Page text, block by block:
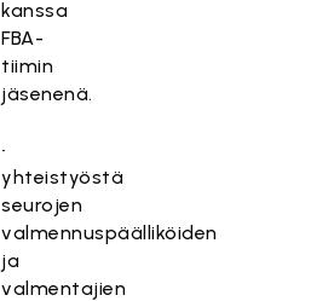
kanssa
FBA-
tiimin
jäsenenä.
•
yhteistyöstä
seurojen
valmennuspäälliköiden
ja
valmentajien